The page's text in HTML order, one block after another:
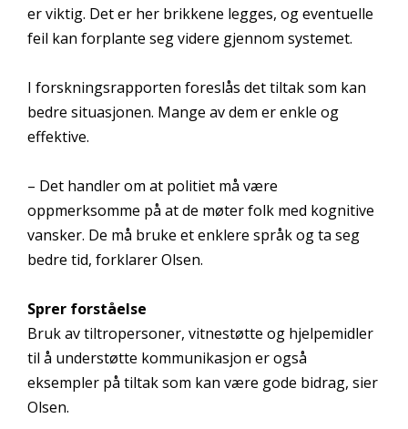
er viktig. Det er her brikkene legges, og eventuelle
feil kan forplante seg videre gjennom systemet.
I forskningsrapporten foreslås det tiltak som kan
bedre situasjonen. Mange av dem er enkle og
effektive.
– Det handler om at politiet må være
oppmerksomme på at de møter folk med kognitive
vansker. De må bruke et enklere språk og ta seg
bedre tid, forklarer Olsen.
Sprer forståelse
Bruk av tiltropersoner, vitnestøtte og hjelpemidler
til å understøtte kommunikasjon er også
eksempler på tiltak som kan være gode bidrag, sier
Olsen.